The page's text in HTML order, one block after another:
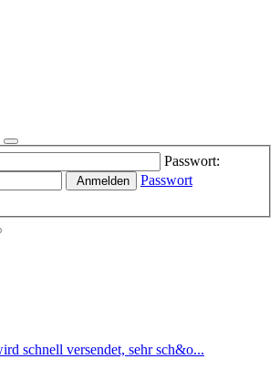
Passwort:
Anmelden
Passwort
schnell versendet, sehr sch&o...